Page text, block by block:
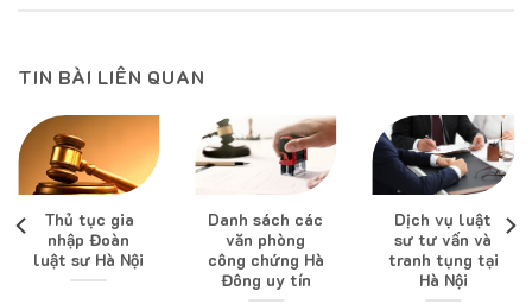
TIN BÀI LIÊN QUAN
Thủ tục gia
nhập Đoàn
luật sư Hà Nội
Danh sách các
văn phòng
công chứng Hà
Đông uy tín
Dịch vụ luật
sư tư vấn và
tranh tụng tại
Hà Nội